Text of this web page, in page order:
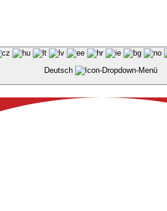
Deutsch